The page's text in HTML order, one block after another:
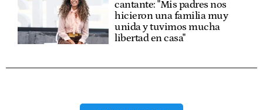
cantante: "Mis padres nos
hicieron una familia muy
unida y tuvimos mucha
libertad en casa"